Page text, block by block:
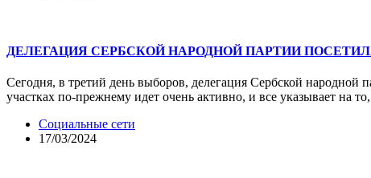
ДЕЛЕГАЦИЯ СЕРБСКОЙ НАРОДНОЙ ПАРТИИ
Сегодня, в третий день выборов, делегация Сербской народной
участках по-прежнему идет очень активно, и все указывает на
Социальные сети
17/03/2024